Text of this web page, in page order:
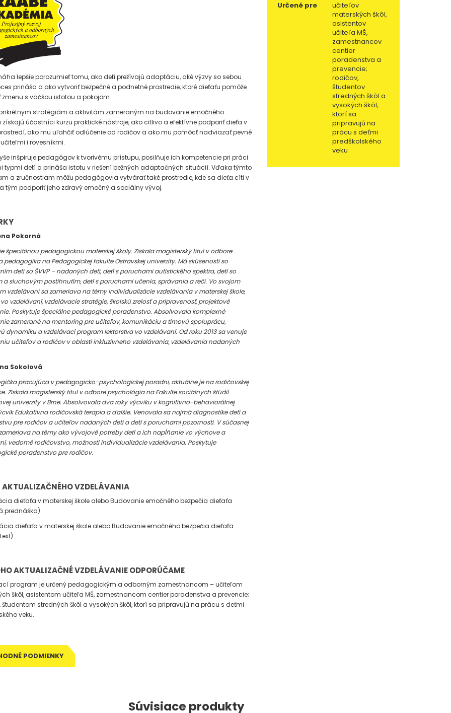
lepšie porozumieť tomu, ako deti prežívajú adaptáciu, aké výzvy so sebou
prináša a ako vytvoriť bezpečné a podnetné prostredie, ktoré dieťaťu pomôže
s väčšou istotou a pokojom.
stratégiám a aktivitám zameraným na budovanie emočného
získajú účastníci kurzu praktické nástroje, ako citlivo a efektívne podporiť dieťa v
ako mu uľahčiť odlúčenie od rodičov a ako mu pomôcť nadviazať pevné
i rovesníkmi.
inšpiruje pedagógov k tvorivému prístupu, posilňuje ich kompetencie pri práci
typmi detí a prináša istotu v riešení bežných adaptačných situácií. Vďaka týmto
a zručnostiam môžu pedagógovia vytvárať také prostredie, kde sa dieťa cíti v
tým podporiť jeho zdravý emočný a sociálny vývoj.
Pokorná
špeciálnou pedagogickou materskej školy. Získala magisterský titul v odbore
pedagogika na Pedagogickej fakulte Ostravskej univerzity. Má skúsenosti so
detí so ŠVVP – nadaných detí, detí s poruchami autistického spektra, detí so
a sluchovým postihnutím, detí s poruchami učenia, správania a reči. Vo svojom
vzdelávaní sa zameriava na témy individualizácie vzdelávania v materskej škole,
vzdelávaní, vzdelávacie stratégie, školskú zrelosť a pripravenosť, projektové
Poskytuje špeciálne pedagogické poradenstvo. Absolvovala komplexné
zamerané na mentoring pre učiteľov, komunikáciu a tímovú spoluprácu,
dynamiku a vzdelávací program lektorstva vo vzdelávaní. Od roku 2013 sa venuje
učiteľov a rodičov v oblasti inkluzívneho vzdelávania, vzdelávania nadaných
Sokolová
pracujúca v pedagogicko-psychologickej poradni, aktuálne je na rodičovskej
Získala magisterský titul v odbore psychológia na Fakulte sociálnych štúdií
univerzity v Brne. Absolvovala dva roky výcviku v kognitívno-behaviorálnej
Edukatívna rodičovská terapia a ďalšie. Venovala sa najmä diagnostike detí a
pre rodičov a učiteľov nadaných detí a detí s poruchami pozornosti. V súčasnej
na témy ako vývojové potreby detí a ich napĺňanie vo výchove a
vedomé rodičovstvo, možnosti individualizácie vzdelávania. Poskytuje
poradenstvo pre rodičov.
AKTUALIZAČNÉHO VZDELÁVANIA
dieťaťa v materskej škole alebo Budovanie emočného bezpečia dieťaťa
prednáška)
dieťaťa v materskej škole alebo Budovanie emočného bezpečia dieťaťa
AKTUALIZAČNÉ VZDELÁVANIE ODPORÚČAME
program je určený pedagogickým a odborným zamestnancom – učiteľom
škôl, asistentom učiteľa MŠ, zamestnancom centier poradenstva a prevencie;
stredných škôl a vysokých škôl, ktorí sa pripravujú na prácu s deťmi
veku.
PODMIENKY
Určené pre
učiteľov
materských škôl,
asistentov
učiteľa MŠ,
zamestnancov
centier
poradenstva a
prevencie;
rodičov,
študentov
stredných škôl a
vysokých škôl,
ktorí sa
pripravujú na
prácu s deťmi
predškolského
veku
Súvisiace produkty